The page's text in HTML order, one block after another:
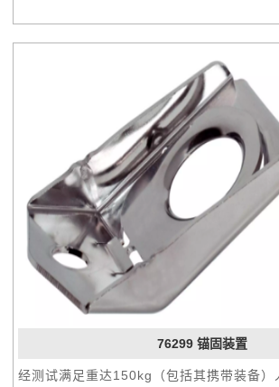
76299 锚固装置
经测试满足重达150kg（包括其携带装备）